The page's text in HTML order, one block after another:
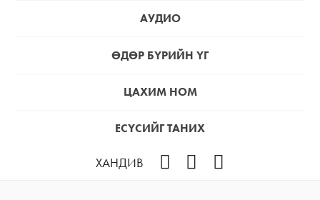
АУДИО
ӨДӨР БҮРИЙН ҮГ
ЦАХИМ НОМ
ЕСҮСИЙГ ТАНИХ
ХАНДИВ